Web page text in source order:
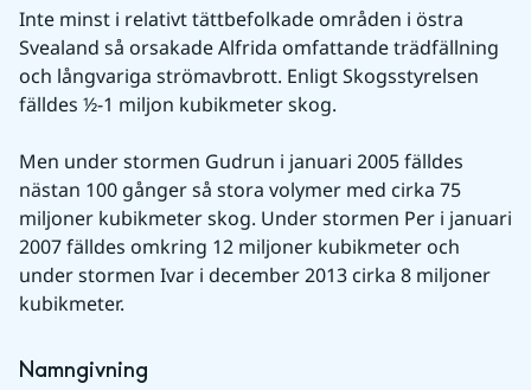
Inte minst i relativt tättbefolkade områden i östra
Svealand så orsakade Alfrida omfattande trädfällning
och långvariga strömavbrott. Enligt Skogsstyrelsen
fälldes ½-1 miljon kubikmeter skog.
Men under stormen Gudrun i januari 2005 fälldes
nästan 100 gånger så stora volymer med cirka 75
miljoner kubikmeter skog. Under stormen Per i januari
2007 fälldes omkring 12 miljoner kubikmeter och
under stormen Ivar i december 2013 cirka 8 miljoner
kubikmeter.
Namngivning